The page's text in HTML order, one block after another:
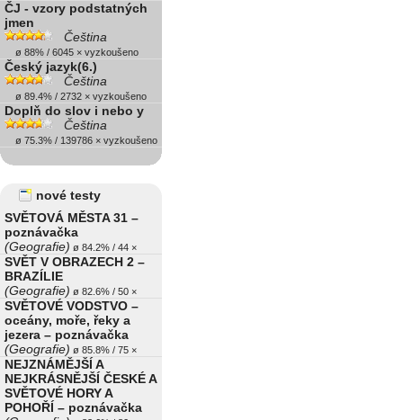
ČJ - vzory podstatných
jmen
Čeština
ø 88% / 6045 × vyzkoušeno
Český jazyk(6.)
Čeština
ø 89.4% / 2732 × vyzkoušeno
Doplň do slov i nebo y
Čeština
ø 75.3% / 139786 × vyzkoušeno
nové testy
SVĚTOVÁ MĚSTA 31 –
poznávačka
(Geografie) ø 84.2% / 44 ×
SVĚT V OBRAZECH 2 –
BRAZÍLIE
(Geografie) ø 82.6% / 50 ×
SVĚTOVÉ VODSTVO –
oceány, moře, řeky a
jezera – poznávačka
(Geografie) ø 85.8% / 75 ×
NEJZNÁMĚJŠÍ A
NEJKRÁSNĚJŠÍ ČESKÉ A
SVĚTOVÉ HORY A
POHOŘÍ – poznávačka